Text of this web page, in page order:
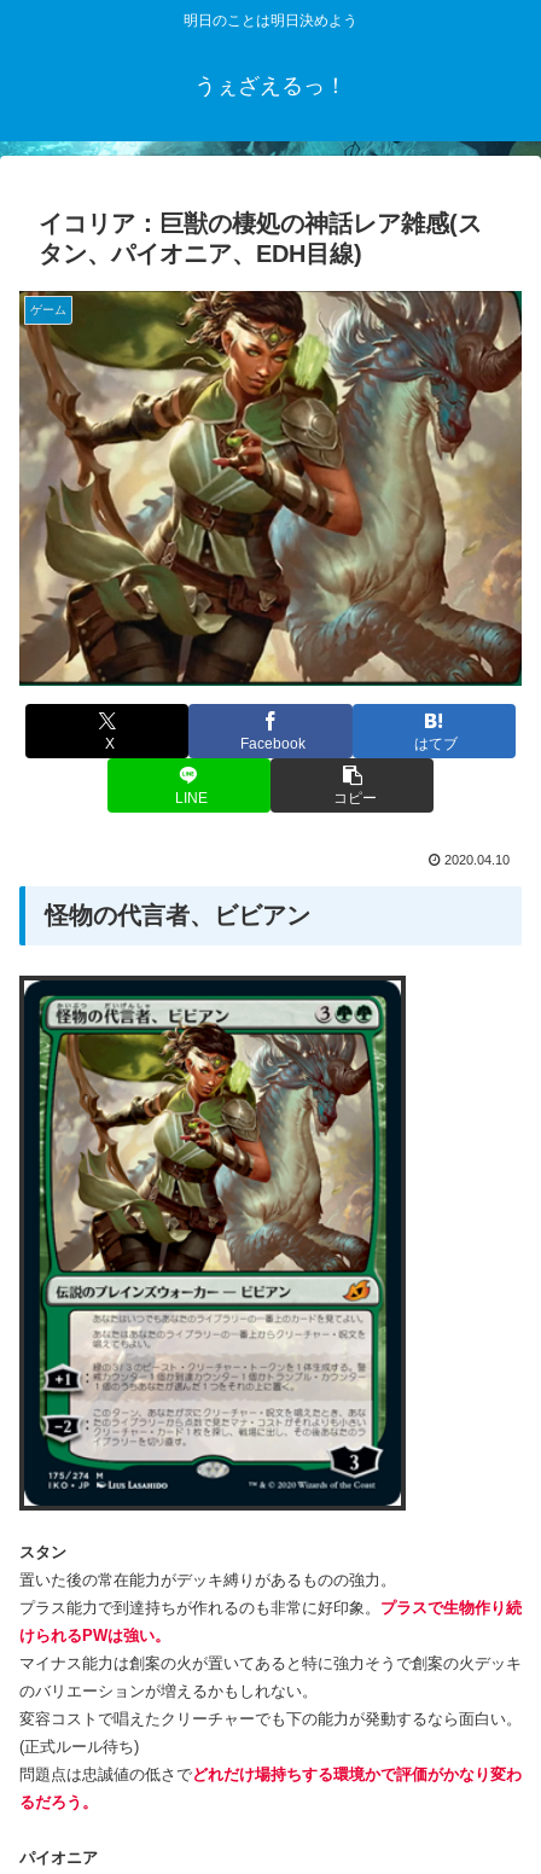
明日のことは明日決めよう
うぇざえるっ！
イコリア：巨獣の棲処の神話レア雑感(ス
タン、パイオニア、EDH目線)
ゲーム
X Facebook はてブ
LINE コピー
2020.04.10
怪物の代言者、ビビアン
スタン
置いた後の常在能力がデッキ縛りがあるものの強力。
プラス能力で到達持ちが作れるのも非常に好印象。 プラスで生物作り続
けられるPWは強い。
マイナス能力は創案の火が置いてあると特に強力そうで創案の火デッキ
のバリエーションが増えるかもしれない。
変容コストで唱えたクリーチャーでも下の能力が発動するなら面白い。
(正式ルール待ち)
問題点は忠誠値の低さでどれだけ場持ちする環境かで評価がかなり変わ
るだろう 。
パイオニア